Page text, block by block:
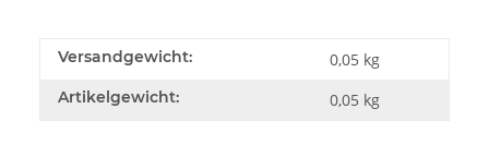
Versandgewicht: 0,05 kg
Artikelgewicht: 0,05 kg